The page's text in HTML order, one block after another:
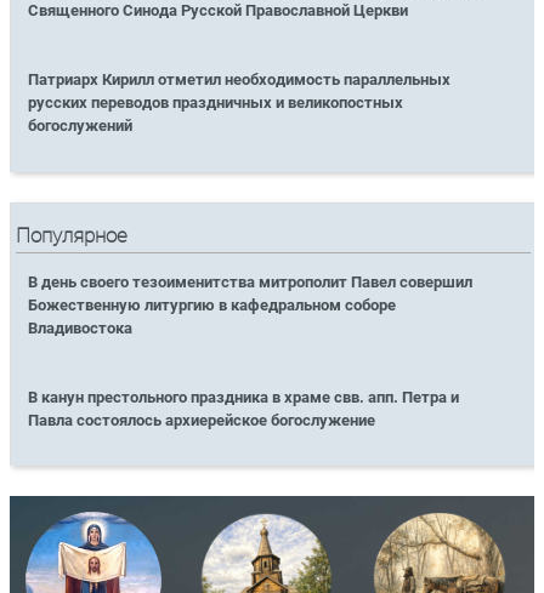
Священного Синода Русской Православной Церкви
Патриарх Кирилл отметил необходимость параллельных
русских переводов праздничных и великопостных
богослужений
Популярное
В день своего тезоименитства митрополит Павел совершил
Божественную литургию в кафедральном соборе
Владивостока
В канун престольного праздника в храме свв. апп. Петра и
Павла состоялось архиерейское богослужение